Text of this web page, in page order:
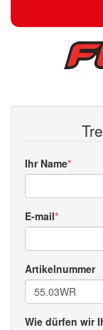
Ihr Name
E-mail
Artikelnummer
Wie dürfen wir